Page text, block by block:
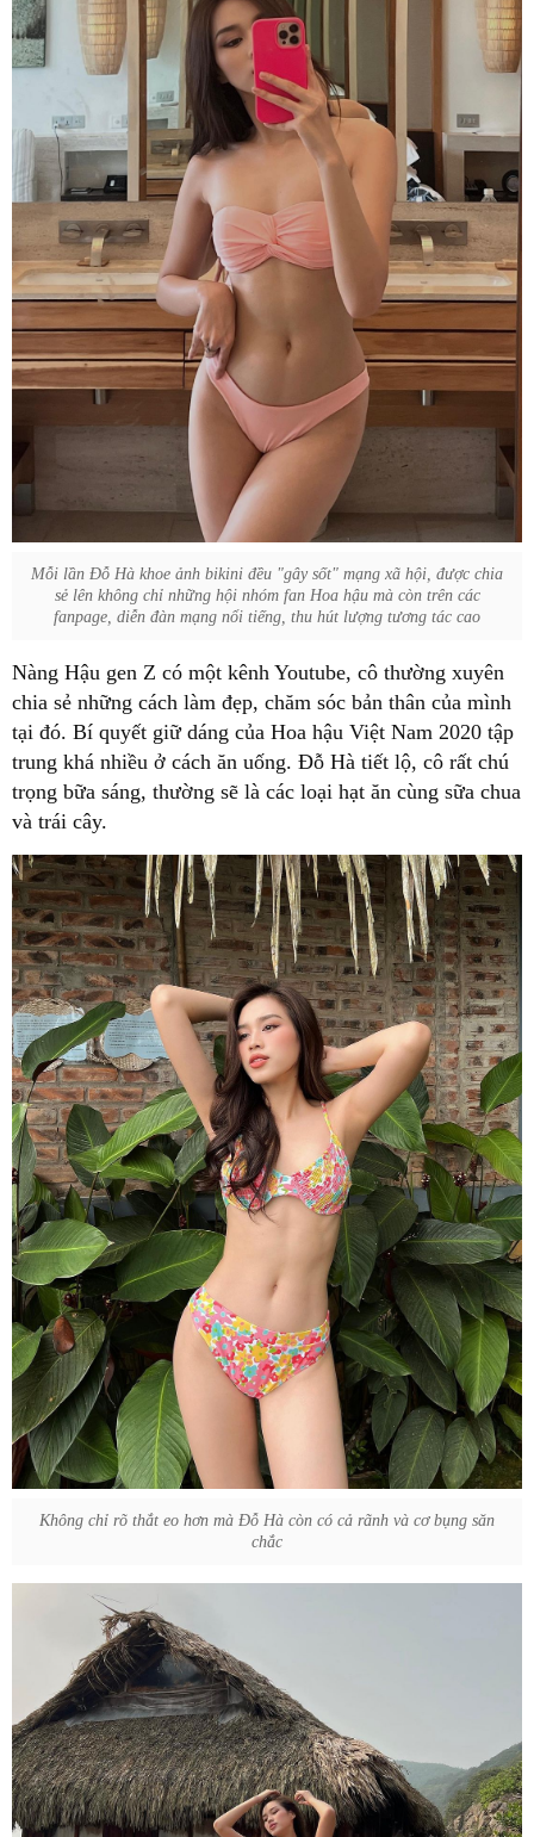
Mỗi lần Đỗ Hà khoe ảnh bikini đều "gây sốt" mạng xã hội, được chia
sẻ lên không chỉ những hội nhóm fan Hoa hậu mà còn trên các
fanpage, diễn đàn mạng nổi tiếng, thu hút lượng tương tác cao
Nàng Hậu gen Z có một kênh Youtube, cô thường xuyên
chia sẻ những cách làm đẹp, chăm sóc bản thân của mình
tại đó. Bí quyết giữ dáng của Hoa hậu Việt Nam 2020 tập
trung khá nhiều ở cách ăn uống. Đỗ Hà tiết lộ, cô rất chú
trọng bữa sáng, thường sẽ là các loại hạt ăn cùng sữa chua
và trái cây.
Không chỉ rõ thắt eo hơn mà Đỗ Hà còn có cả rãnh và cơ bụng săn
chắc